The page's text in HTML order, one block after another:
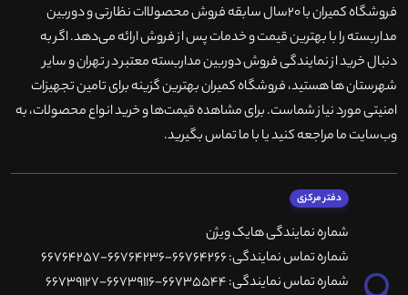
فروشگاه کمیران با ۲۰سال سابقه فروش محصولاات نظارتی و دوربین
مداربسته را با بهترین قیمت و خدمات پس از فروش ارائه می‌دهد. اگر به
دنبال خرید از نمایندگی فروش دوربین مداربسته معتبر در تهران و سایر
شهرستان ها هستید، فروشگاه کمیران بهترین گزینه برای تامین تجهیزات
امنیتی مورد نیاز شماست. برای مشاهده قیمت‌ها و خرید انواع محصولات، به
وب‌سایت ما مراجعه کنید یا با ما تماس بگیرید.
دفتر مرکزی
شماره نمایندگی هایک ویژن
شماره تماس نمایندگی: 66764266-66764236-66764257
شماره تماس نمایندگی: 66735544-66739116-66739127